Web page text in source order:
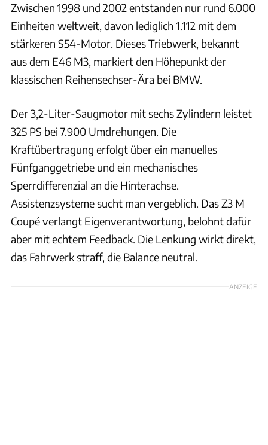
Zwischen 1998 und 2002 entstanden nur rund 6.000
Einheiten weltweit, davon lediglich 1.112 mit dem
stärkeren S54-Motor. Dieses Triebwerk, bekannt
aus dem E46 M3, markiert den Höhepunkt der
klassischen Reihensechser-Ära bei BMW.
Der 3,2-Liter-Saugmotor mit sechs Zylindern leistet
325 PS bei 7.900 Umdrehungen. Die
Kraftübertragung erfolgt über ein manuelles
Fünfganggetriebe und ein mechanisches
Sperrdifferenzial an die Hinterachse.
Assistenzsysteme sucht man vergeblich. Das Z3 M
Coupé verlangt Eigenverantwortung, belohnt dafür
aber mit echtem Feedback. Die Lenkung wirkt direkt,
das Fahrwerk straff, die Balance neutral.
ANZEIGE